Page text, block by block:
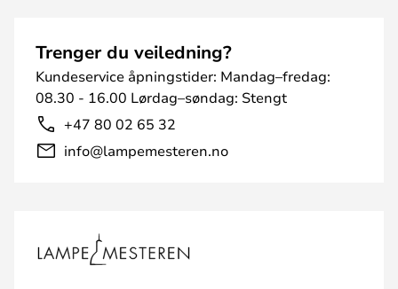
Trenger du veiledning?
Kundeservice åpningstider: Mandag–fredag:
08.30 - 16.00 Lørdag–søndag: Stengt
+47 80 02 65 32
info@lampemesteren.no